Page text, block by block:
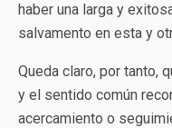
haber una larga y
salvamento en esta y
Queda claro, por tanto,
y el sentido común
acercamiento o